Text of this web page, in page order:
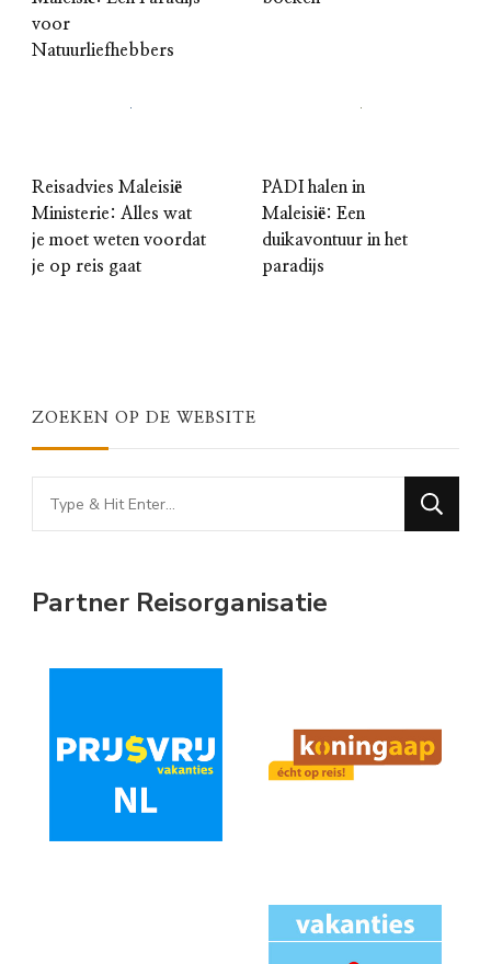
voor
Natuurliefhebbers
Reisadvies Maleisië
Ministerie: Alles wat
je moet weten voordat
je op reis gaat
PADI halen in
Maleisië: Een
duikavontuur in het
paradijs
ZOEKEN OP DE WEBSITE
Looking
for
Partner Reisorganisatie